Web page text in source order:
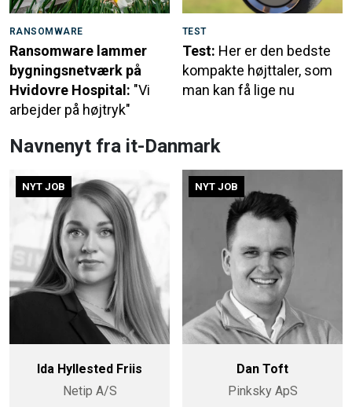
RANSOMWARE
Ransomware lammer
bygningsnetværk på
Hvidovre Hospital: "Vi
arbejder på højtryk"
TEST
Test: Her er den bedste
kompakte højttaler, som
man kan få lige nu
Navnenyt fra it-Danmark
NYT JOB
Ida Hyllested Friis
Netip A/S
NYT JOB
Dan Toft
Pinksky ApS